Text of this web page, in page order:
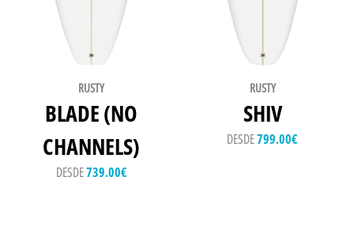
RUSTY
BLADE (NO
CHANNELS)
DESDE739.00€
RUSTY
SHIV
DESDE799.00€